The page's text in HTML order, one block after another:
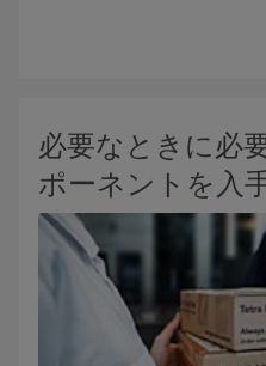
必要なときに必
ポーネントを入